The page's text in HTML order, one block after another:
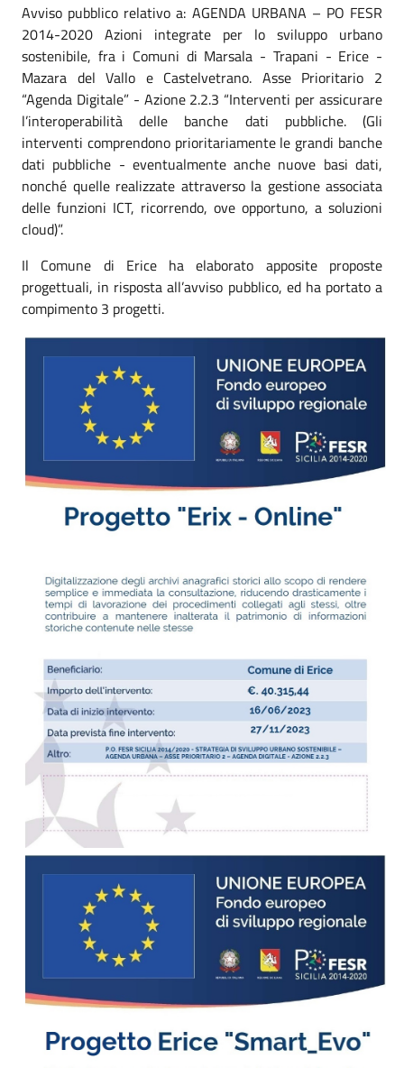
Avviso pubblico relativo a: AGENDA URBANA – PO FESR
2014-2020 Azioni integrate per lo sviluppo urbano
sostenibile, fra i Comuni di Marsala - Trapani - Erice -
Mazara del Vallo e Castelvetrano. Asse Prioritario 2
“Agenda Digitale” - Azione 2.2.3 “Interventi per assicurare
l’interoperabilità delle banche dati pubbliche. (Gli
interventi comprendono prioritariamente le grandi banche
dati pubbliche - eventualmente anche nuove basi dati,
nonché quelle realizzate attraverso la gestione associata
delle funzioni ICT, ricorrendo, ove opportuno, a soluzioni
cloud)”.
Il Comune di Erice ha elaborato apposite proposte
progettuali, in risposta all’avviso pubblico, ed ha portato a
compimento 3 progetti.